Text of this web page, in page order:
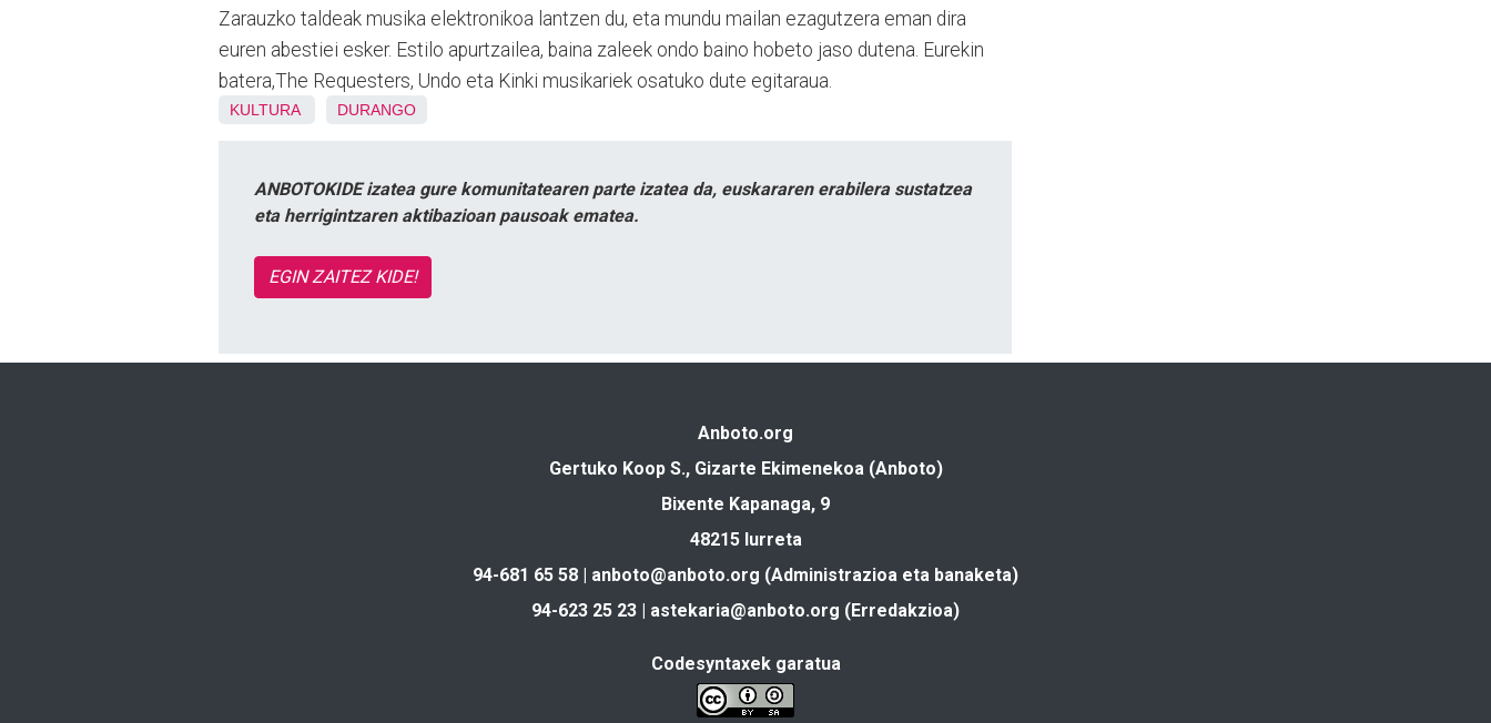
Zarauzko taldeak musika elektronikoa lantzen du, eta mundu mailan ezagutzera eman dira
euren abestiei esker. Estilo apurtzailea, baina zaleek ondo baino hobeto jaso dutena. Eurekin
batera,The Requesters, Undo eta Kinki musikariek osatuko dute egitaraua.
KULTURA DURANGO
ANBOTOKIDE izatea gure komunitatearen parte izatea da, euskararen erabilera sustatzea
eta herrigintzaren aktibazioan pausoak ematea.
EGIN ZAITEZ KIDE!
Anboto.org
Gertuko Koop S., Gizarte Ekimenekoa (Anboto)
Bixente Kapanaga, 9
48215 Iurreta
94-681 65 58 | anboto@anboto.org (Administrazioa eta banaketa)
94-623 25 23 | astekaria@anboto.org (Erredakzioa)
Codesyntaxek garatua